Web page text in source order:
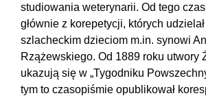
studiowania weterynarii. Od tego
głównie z korepetycji, których
szlacheckim dzieciom m.in. synowi
Rzążewskiego. Od 1889 roku utwory
ukazują się w „Tygodniku
tym to czasopiśmie opublikował